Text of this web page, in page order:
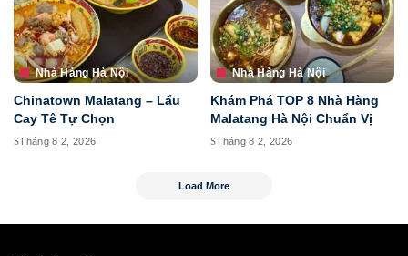
Nhà Hàng Hà Nội
Chinatown Malatang – Lẩu
Cay Tê Tự Chọn
Tháng 8 2, 2026
Nhà Hàng Hà Nội
Khám Phá TOP 8 Nhà Hàng
Malatang Hà Nội Chuẩn Vị
Tháng 8 2, 2026
Load More